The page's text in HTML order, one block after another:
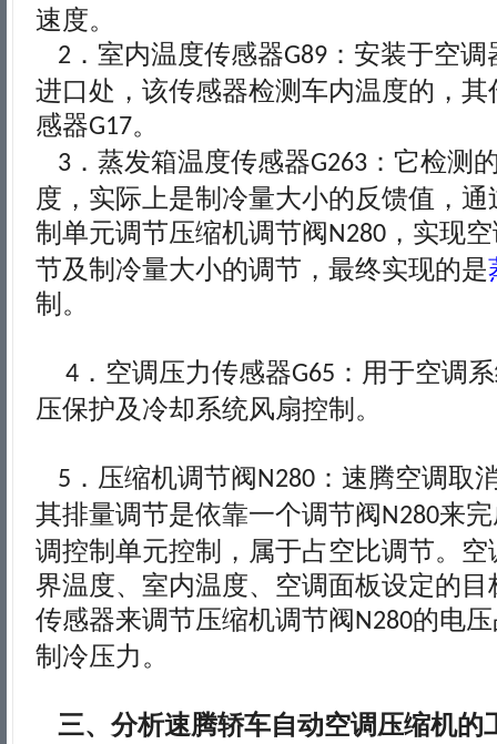
速度。
2 ．室内温度传感器G89 ：安装于空
进口处，该传感器检测车内温度的，
感器G17。
3 ．蒸发箱温度传感器G263 ：它检测
度，实际上是制冷量大小的反馈值，
制单元调节压缩机调节阀N280 ，实现
节及制冷量大小的调节，最终实现的是
制。
4 ．空调压力传感器G65 ：用于空调
压保护及冷却系统风扇控制。
5 ．压缩机调节阀N280 ：速腾空调取
其排量调节是依靠一个调节阀N280来
调控制单元控制，属于占空比调节。
界温度、室内温度、空调面板设定的
传感器来调节压缩机调节阀N280的电
制冷压力。
三、分析速腾轿车自动空调压缩机的